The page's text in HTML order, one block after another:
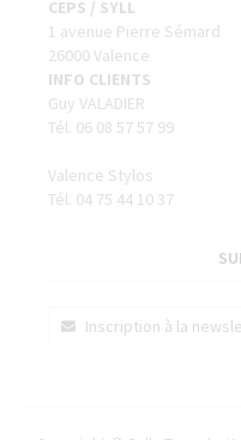
CEPS / SYLL
1 avenue Pierre Sémard
26000 Valence
INFO CLIENTS
Guy VALADIER
Tél. 06 08 57 57 99
Valence Stylos
Tél. 04 75 44 10 37